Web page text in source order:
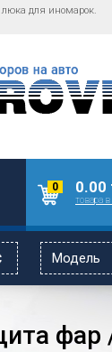
люка для иномарок.
0 0.00
товара в
фар